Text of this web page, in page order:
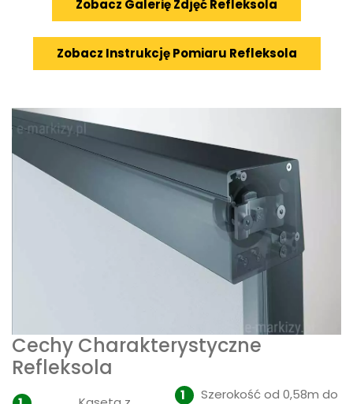
Zobacz Galerię Zdjęć Refleksola
Zobacz Instrukcję Pomiaru Refleksola
Cechy Charakterystyczne
Refleksola
Szerokość od 0,58m do